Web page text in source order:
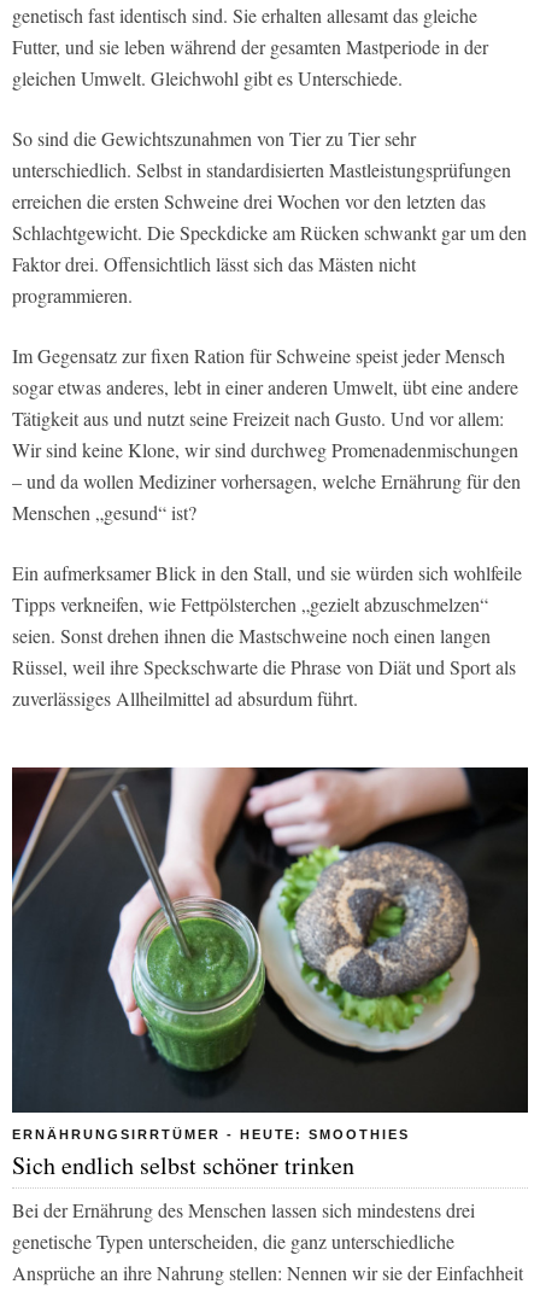
genetisch fast identisch sind. Sie erhalten allesamt das gleiche
Futter, und sie leben während der gesamten Mastperiode in der
gleichen Umwelt. Gleichwohl gibt es Unterschiede.
So sind die Gewichtszunahmen von Tier zu Tier sehr
unterschiedlich. Selbst in standardisierten Mastleistungsprüfungen
erreichen die ersten Schweine drei Wochen vor den letzten das
Schlachtgewicht. Die Speckdicke am Rücken schwankt gar um den
Faktor drei. Offensichtlich lässt sich das Mästen nicht
programmieren.
Im Gegensatz zur fixen Ration für Schweine speist jeder Mensch
sogar etwas anderes, lebt in einer anderen Umwelt, übt eine andere
Tätigkeit aus und nutzt seine Freizeit nach Gusto. Und vor allem:
Wir sind keine Klone, wir sind durchweg Promenadenmischungen
– und da wollen Mediziner vorhersagen, welche Ernährung für den
Menschen „gesund“ ist?
Ein aufmerksamer Blick in den Stall, und sie würden sich wohlfeile
Tipps verkneifen, wie Fettpölsterchen „gezielt abzuschmelzen“
seien. Sonst drehen ihnen die Mastschweine noch einen langen
Rüssel, weil ihre Speckschwarte die Phrase von Diät und Sport als
zuverlässiges Allheilmittel ad absurdum führt.
ERNÄHRUNGSIRRTÜMER - HEUTE: SMOOTHIES
Sich endlich selbst schöner trinken
Bei der Ernährung des Menschen lassen sich mindestens drei
genetische Typen unterscheiden, die ganz unterschiedliche
Ansprüche an ihre Nahrung stellen: Nennen wir sie der Einfachheit